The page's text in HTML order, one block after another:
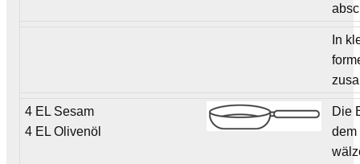
In
4 EL Sesam
4 EL Olivenöl
Die
dem